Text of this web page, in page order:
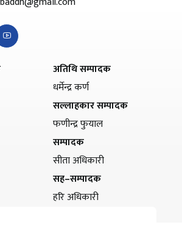
अतिथि सम्पादक
धर्मेन्द्र कर्ण
सल्लाहकार सम्पादक
फणीन्द्र फुयाल
सम्पादक
सीता अधिकारी
सह–सम्पादक
हरि अधिकारी